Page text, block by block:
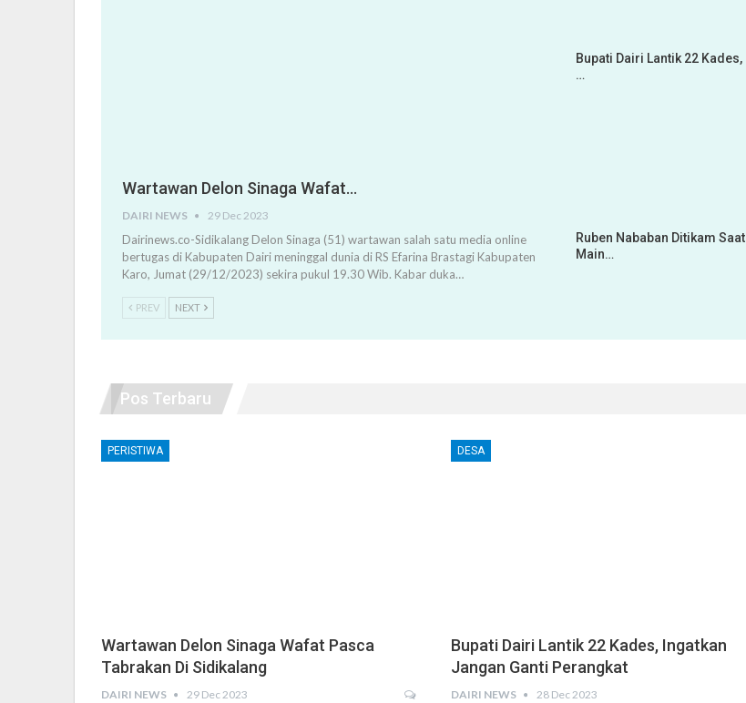
Wartawan Delon Sinaga Wafat…
DAIRI NEWS 29 Dec 2023
Dairinews.co-Sidikalang Delon Sinaga (51) wartawan salah satu media online
bertugas di Kabupaten Dairi meninggal dunia di RS Efarina Brastagi Kabupaten
Karo, Jumat (29/12/2023) sekira pukul 19.30 Wib. Kabar duka…
Bupati Dairi Lantik 22 Kades,
…
Ruben Nababan Ditikam Saat
Main…
PREV NEXT
Pos Terbaru
PERISTIWA
Wartawan Delon Sinaga Wafat Pasca
Tabrakan Di Sidikalang
DAIRI NEWS 29 Dec 2023
DESA
Bupati Dairi Lantik 22 Kades, Ingatkan
Jangan Ganti Perangkat
DAIRI NEWS 28 Dec 2023